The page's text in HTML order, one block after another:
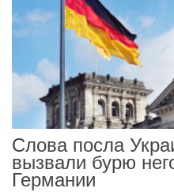
Слова посла
вызвали бурю
Германии